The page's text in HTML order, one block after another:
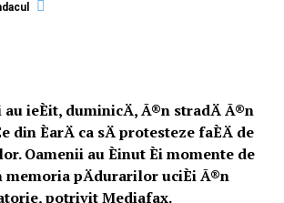
ieÈit, duminicÄ, Ã®n stradÄ Ã®n
ÈarÄ ca sÄ protesteze faÈÄ de
Oamenii au Èinut Èi momente de
pÄdurarilor uciÈi Ã®n
potrivit Mediafax.